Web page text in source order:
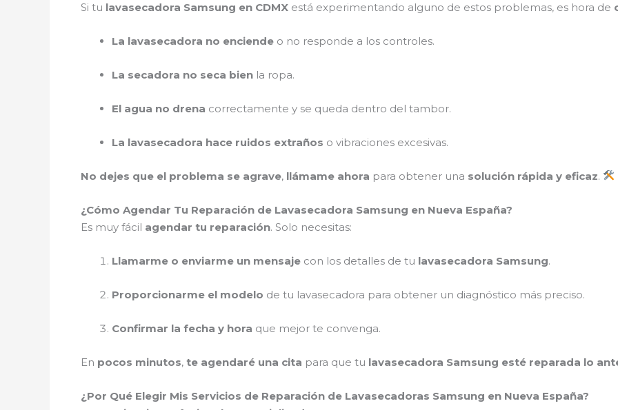
Si tu lavasecadora Samsung en CDMX está experimentando alguno de estos problemas, es hora de
La lavasecadora no enciende o no responde a los controles.
La secadora no seca bien la ropa.
El agua no drena correctamente y se queda dentro del tambor.
La lavasecadora hace ruidos extraños o vibraciones excesivas.
No dejes que el problema se agrave, llámame ahora para obtener una solución rápida y eficaz.
¿Cómo Agendar Tu Reparación de Lavasecadora Samsung en Nueva España?
Es muy fácil agendar tu reparación. Solo necesitas:
Llamarme o enviarme un mensaje con los detalles de tu lavasecadora Samsung.
Proporcionarme el modelo de tu lavasecadora para obtener un diagnóstico más preciso.
Confirmar la fecha y hora que mejor te convenga.
En pocos minutos, te agendaré una cita para que tu lavasecadora Samsung esté reparada lo
¿Por Qué Elegir Mis Servicios de Reparación de Lavasecadoras Samsung en Nueva España?